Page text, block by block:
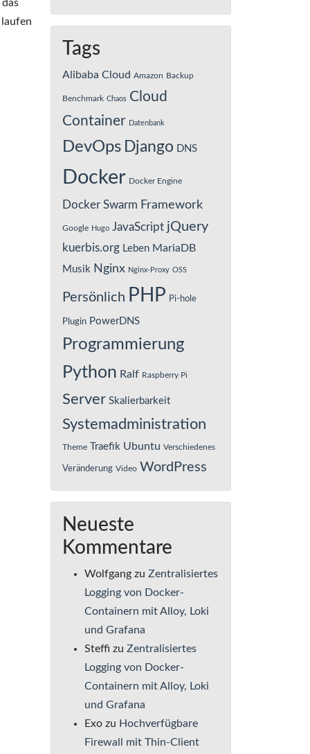
Tags
Alibaba Cloud Amazon Backup
Benchmark Chaos Cloud
Container Datenbank
DevOps Django DNS
Docker Docker Engine
Docker Swarm Framework
Google Hugo JavaScript jQuery
kuerbis.org Leben MariaDB
Musik Nginx Nginx-Proxy OSS
Persönlich PHP Pi-hole
Plugin PowerDNS
Programmierung
Python Ralf Raspberry Pi
Server Skalierbarkeit
Systemadministration
Theme Traefik Ubuntu Verschiedenes
Veränderung Video WordPress
Neueste
Kommentare
Wolfgang zu Zentralisiertes
Logging von Docker-
Containern mit Alloy, Loki
und Grafana
Steffi zu Zentralisiertes
Logging von Docker-
Containern mit Alloy, Loki
und Grafana
Exo zu Hochverfügbare
Firewall mit Thin-Client